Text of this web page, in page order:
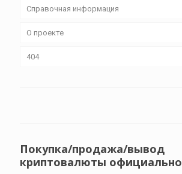
Справочная информация
О проекте
404
Покупка/продажа/вывод
криптовалюты официально